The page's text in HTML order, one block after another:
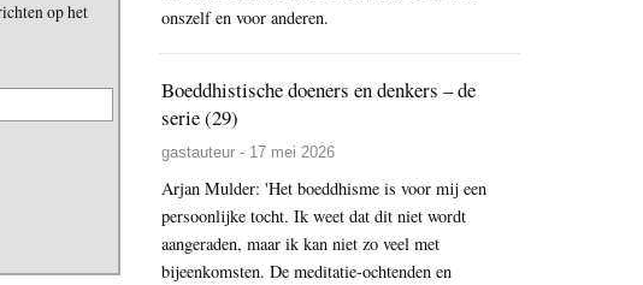
op het
onszelf en voor anderen.
Boeddhistische doeners en denkers – de
serie (29)
gastauteur - 17 mei 2026
Arjan Mulder: 'Het boeddhisme is voor mij een
persoonlijke tocht. Ik weet dat dit niet wordt
aangeraden, maar ik kan niet zo veel met
bijeenkomsten. De meditatie-ochtenden en